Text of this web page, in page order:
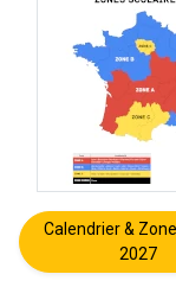
Calendrier &
2027